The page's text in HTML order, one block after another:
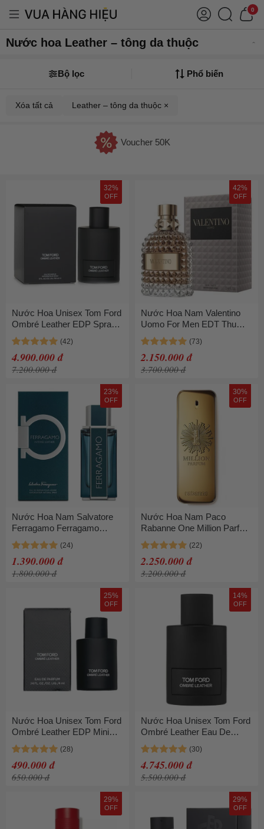
0
Nước hoa Leather – tông da thuộc
Bộ lọc Phổ biến
Xóa tất cả Leather – tông da thuộc ×
Voucher 50K
32%
OFF
Nước Hoa Unisex Tom Ford
Ombré Leather EDP Spray
150ml
4.900.000 đ
7.200.000 đ
42%
OFF
Nước Hoa Nam Valentino
Uomo For Men EDT Thu
Hút 100ml
2.150.000 đ
3.700.000 đ
23%
OFF
Nước Hoa Nam Salvatore
Ferragamo Ferragamo
Intense Leather EDP 100ml
1.390.000 đ
1.800.000 đ
30%
OFF
Nước Hoa Nam Paco
Rabanne One Million Parfum
Spray 100ml
2.250.000 đ
3.200.000 đ
25%
OFF
Nước Hoa Unisex Tom Ford
Ombré Leather EDP Mini
4ml Cuốn Hút
490.000 đ
650.000 đ
14%
OFF
Nước Hoa Unisex Tom Ford
Ombré Leather Eau De
Parfum (EDP) 100ml
4.745.000 đ
5.500.000 đ
29%
OFF
29%
OFF